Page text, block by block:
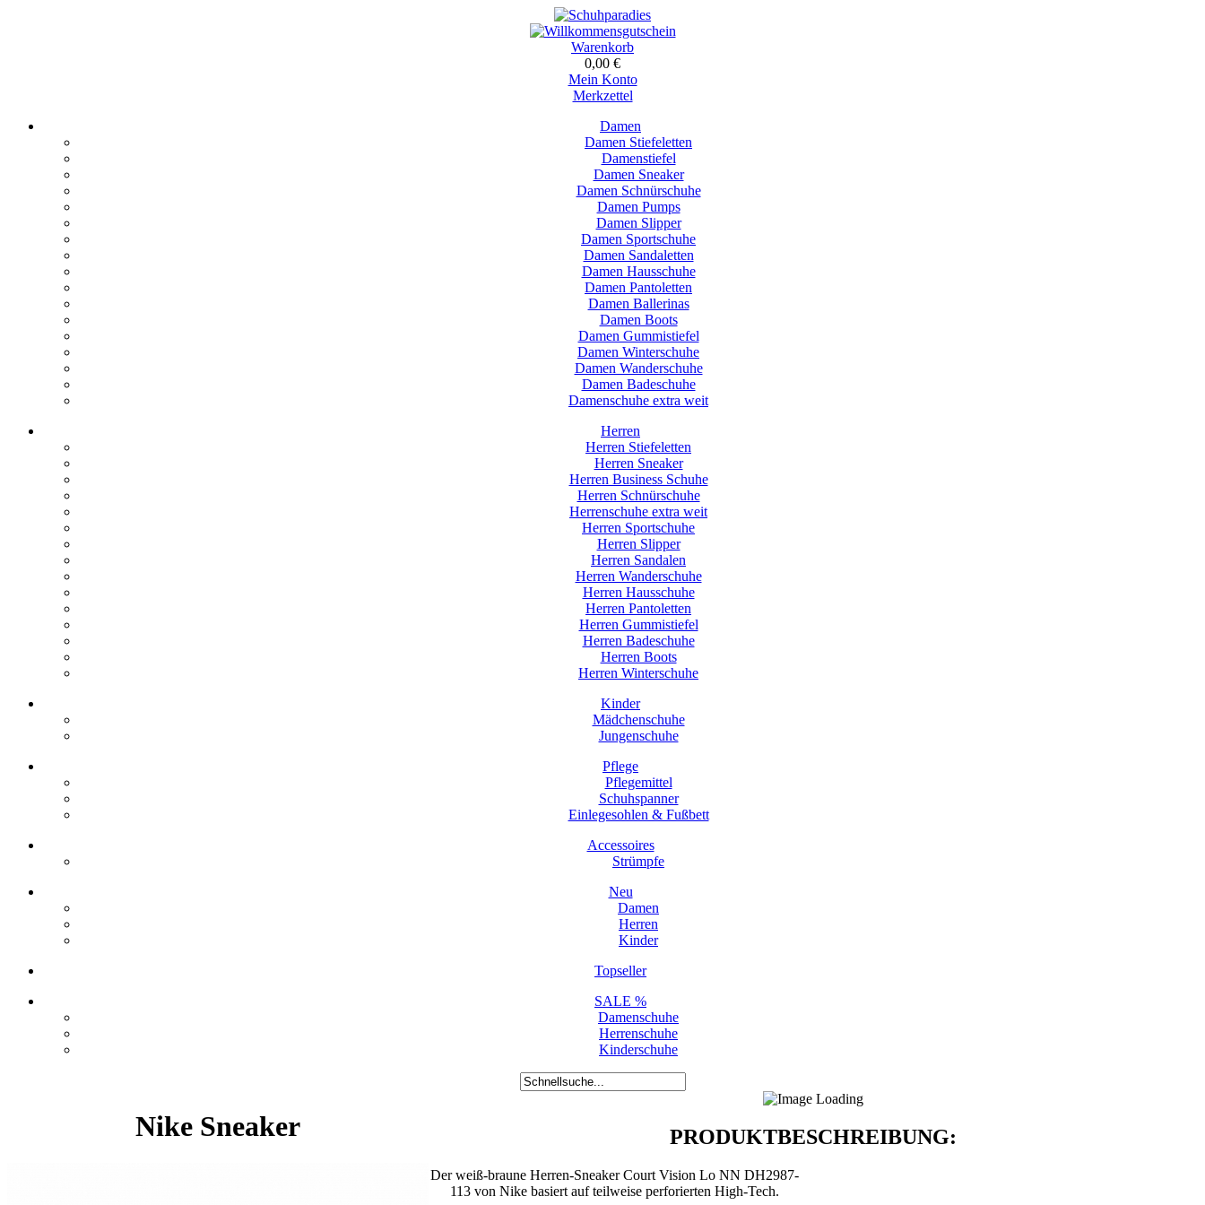
Warenkorb
0,00 €
Mein Konto
Merkzettel
Damen
Damen Stiefeletten
Damenstiefel
Damen Sneaker
Damen Schnürschuhe
Damen Pumps
Damen Slipper
Damen Sportschuhe
Damen Sandaletten
Damen Hausschuhe
Damen Pantoletten
Damen Ballerinas
Damen Boots
Damen Gummistiefel
Damen Winterschuhe
Damen Wanderschuhe
Damen Badeschuhe
Damenschuhe extra weit
Herren
Herren Stiefeletten
Herren Sneaker
Herren Business Schuhe
Herren Schnürschuhe
Herrenschuhe extra weit
Herren Sportschuhe
Herren Slipper
Herren Sandalen
Herren Wanderschuhe
Herren Hausschuhe
Herren Pantoletten
Herren Gummistiefel
Herren Badeschuhe
Herren Boots
Herren Winterschuhe
Kinder
Mädchenschuhe
Jungenschuhe
Pflege
Pflegemittel
Schuhspanner
Einlegesohlen & Fußbett
Accessoires
Strümpfe
Neu
Damen
Herren
Kinder
Topseller
SALE %
Damenschuhe
Herrenschuhe
Kinderschuhe
Nike Sneaker PRODUKTBESCHREIBUNG:
Der weiß-braune Herren-Sneaker Court Vision Lo NN DH2987-
113 von Nike basiert auf teilweise perforierten High-Tech.